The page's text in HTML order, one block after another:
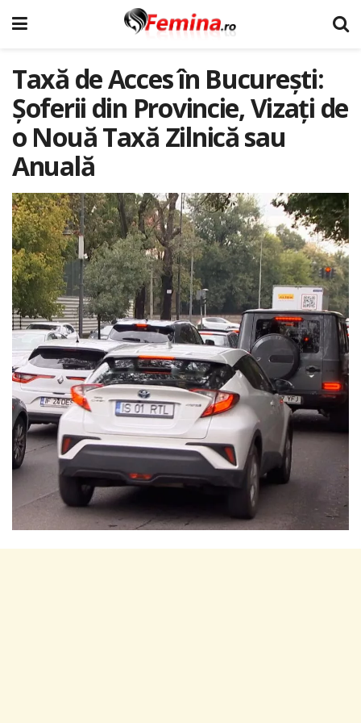
Taxă de Acces în București:
Șoferii din Provincie, Vizați de
o Nouă Taxă Zilnică sau
Anuală